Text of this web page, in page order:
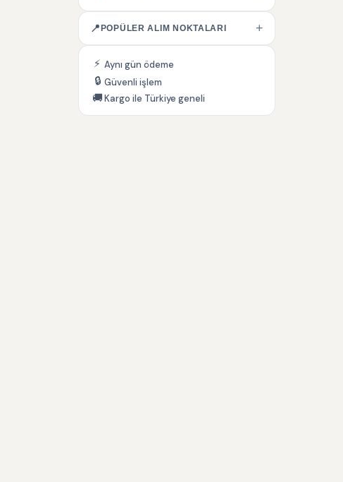
📍 POPÜLER ALIM NOKTALARI +
⚡ Aynı gün ödeme
🔒 Güvenli işlem
🚚Kargo ile Türkiye geneli